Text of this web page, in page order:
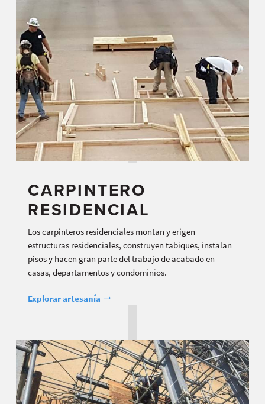
CARPINTERO
RESIDENCIAL
Los carpinteros residenciales montan y erigen
estructuras residenciales, construyen tabiques, instalan
pisos y hacen gran parte del trabajo de acabado en
casas, departamentos y condominios.
Explorar artesanía